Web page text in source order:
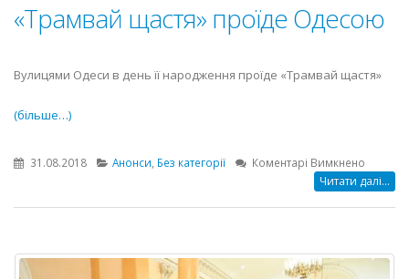
«Трамвай щастя» проїде Одесою
Вулицями Одеси в день її народження проїде «Трамвай щастя»
(більше…)
31.08.2018 Анонси, Без категорії Коментарі Вимкнено
Читати далі...